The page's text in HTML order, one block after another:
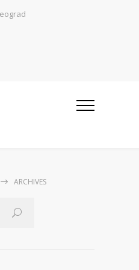
ARCHIVES